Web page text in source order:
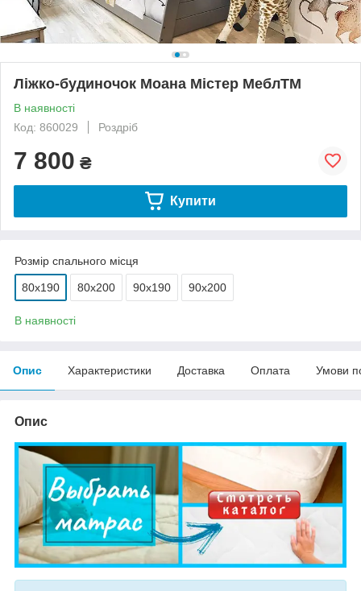
Ліжко-будиночок Моана Містер МеблTM
В наявності
Код: 860029
Роздріб
7 800 ₴
Купити
Розмір спального місця
80х190 80х200 90х190 90х200
В наявності
Опис Характеристики Доставка Оплата Умови
Опис